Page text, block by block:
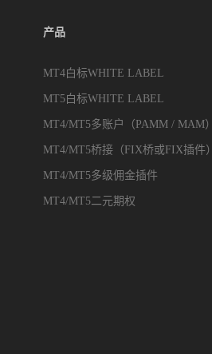
产品
MT4白标WHITE LABEL
MT5白标WHITE LABEL
MT4/MT5多账户（PAMM / MAM）
MT4/MT5桥接（FIX桥或FIX插件）
MT4/MT5多级佣金插件
MT4/MT5二元期权